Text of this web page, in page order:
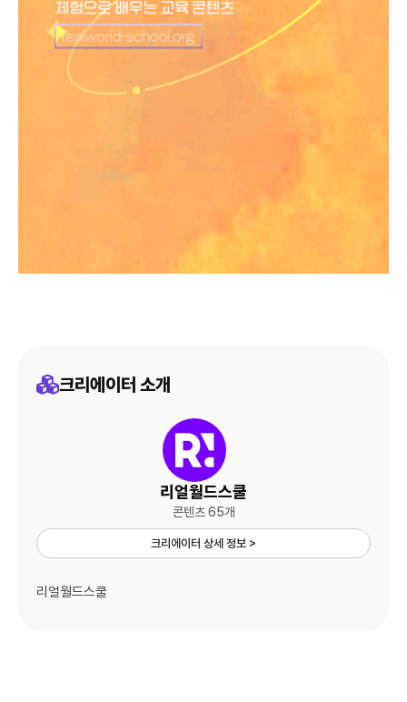
크리에이터 소개
리얼월드스쿨
콘텐츠 65개
크리에이터 상세 정보 >
리얼월드스쿨